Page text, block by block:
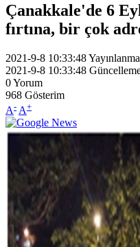
Çanakkale'de 6
fırtına, bir çok
2021-9-8 10:33:48Yayınlanma
2021-9-8 10:33:48
0Yorum
968 Gösterim
A- A+